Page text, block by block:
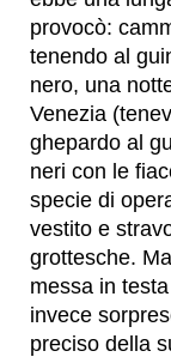
provocò:
tenendo al
nero, una
Venezia
ghepardo al
neri con le
specie di
vestito e
grottesche.
messa in
invece
preciso della